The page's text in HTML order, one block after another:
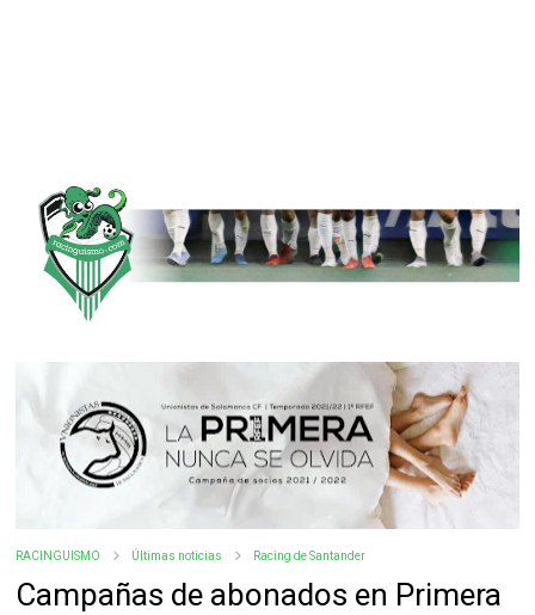
RACINGUISMO Últimas noticias Racing de Santander
Campañas de abonados en Primera